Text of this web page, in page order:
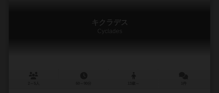
キクラデス
Cyclades